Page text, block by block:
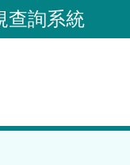
查詢系統